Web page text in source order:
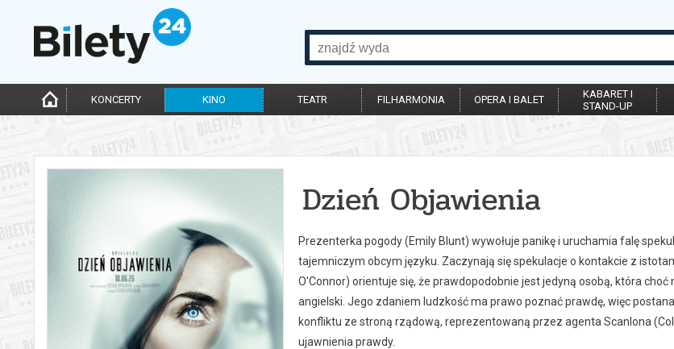
KONCERTY KINO TEATR FILHARMONIA OPERA I BALET
KABARET I
STAND-UP
Dzień Objawienia
Prezenterka pogody (Emily Blunt) wywołuje panikę i uruchamia falę
tajemniczym obcym języku. Zaczynają się spekulacje o kontakcie z
O'Connor) orientuje się, że prawdopodobnie jest jedyną osobą, która
angielski. Jego zdaniem ludzkość ma prawo poznać prawdę, więc
konfliktu ze stroną rządową, reprezentowaną przez agenta Scanlona
ujawnienia prawdy.